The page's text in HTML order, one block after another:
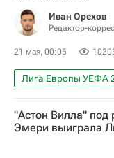
Иван Орехов
Редактор-
21 мая, 00:05
Лига Европы УЕФА
Спорт
Спорт —
Авторы РИА
"Астон Вилла" под
Эмери выиграла